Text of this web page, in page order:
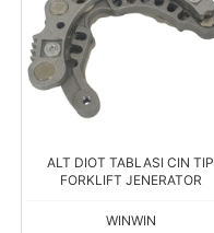
ALT DIOT TABLASI CIN TIP
FORKLIFT JENERATOR
WINWIN